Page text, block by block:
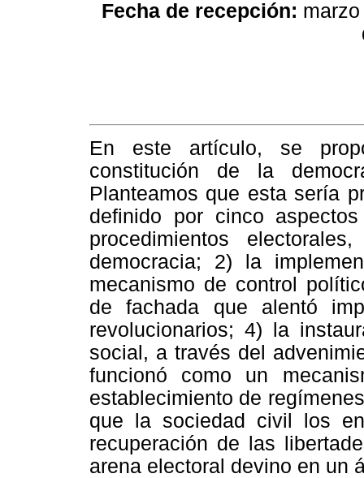
Fecha de recepción:
En este artículo, se
constitución de la
Planteamos que esta sería
definido por cinco
procedimientos
democracia; 2) la
mecanismo de control
de fachada que alentó
revolucionarios; 4) la
social, a través del
funcionó como un
establecimiento de
que la sociedad civil los
recuperación de las
arena electoral devino en un